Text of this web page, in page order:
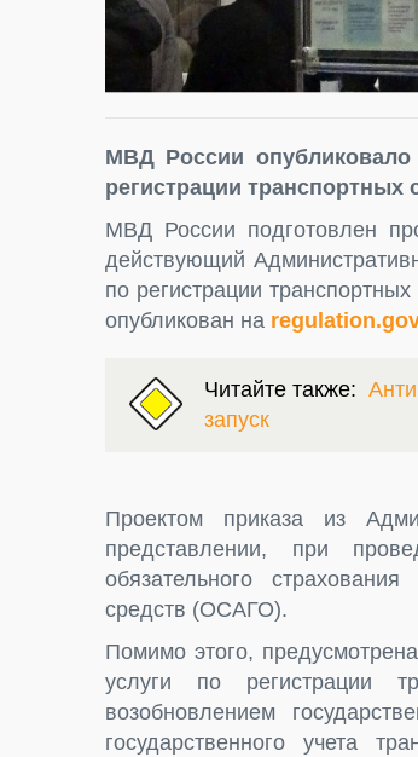
МВД России
регистрации транспортных
МВД России подготовлен
действующий
по регистрации
опубликован на
Читайте также:
запуск
Проектом приказа из
представлении, при
обязательного
средств (ОСАГО).
Помимо этого,
услуги по регистрации
возобновлением
государственного учета